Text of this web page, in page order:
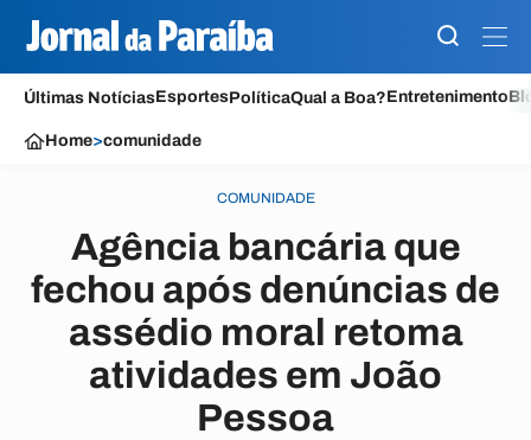
Últimas NotíciasEsportesPolíticaQual a Boa?Entretenimento
Home>comunidade
COMUNIDADE
Agência bancária que
fechou após denúncias de
assédio moral retoma
atividades em João
Pessoa